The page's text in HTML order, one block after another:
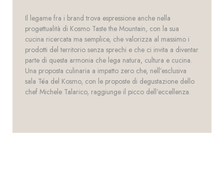
Il legame fra i brand trova espressione anche nella
progettualità di Kosmo Taste the Mountain, con la sua
cucina ricercata ma semplice, che valorizza al massimo i
prodotti del territorio senza sprechi e che ci invita a diventar
parte di questa armonia che lega natura, cultura e cucina.
Una proposta culinaria a impatto zero che, nell’esclusiva
sala Téa del Kosmo, con le proposte di degustazione dello
chef Michele Talarico, raggiunge il picco dell’eccellenza.